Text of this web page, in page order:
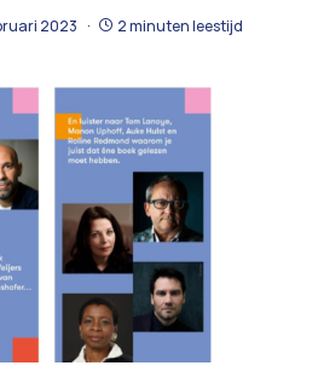
2023 2 minuten leestijd